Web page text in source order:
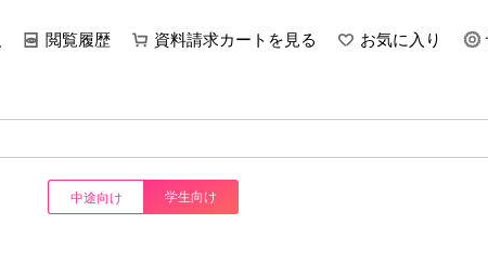
閲覧履歴 資料請求カートを見る お気に入り
中途向け 学生向け